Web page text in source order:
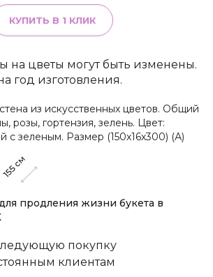
КУПИТЬ В 1 КЛИК
на цветы могут быть изменены.
год изготовления.
из искусственных цветов. Общий
розы, гортензия, зелень. Цвет:
с зеленым. Размер (150х16х300) (А)
155
см
продления жизни букета в
покупку
клиентам